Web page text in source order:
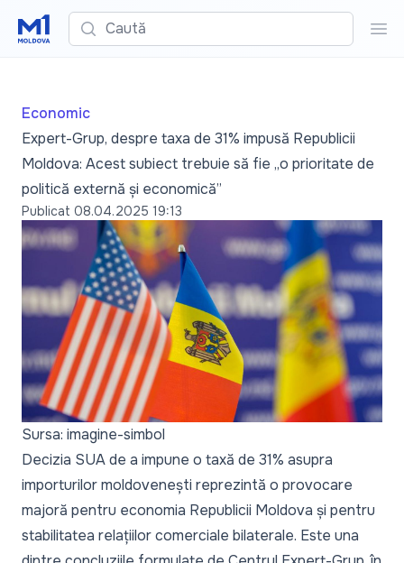
Caută
Economic
Expert-Grup, despre taxa de 31% impusă Republicii
Moldova: Acest subiect trebuie să fie „o prioritate de
politică externă și economică”
Publicat 08.04.2025 19:13
Sursa: imagine-simbol
Decizia SUA de a impune o taxă de 31% asupra
importurilor moldovenești reprezintă o provocare
majoră pentru economia Republicii Moldova și pentru
stabilitatea relațiilor comerciale bilaterale. Este una